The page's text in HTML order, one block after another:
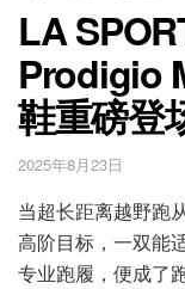
LA
Prodigio
鞋重磅登
2025年8月23日
当超长距离越野跑
高阶目标，一双能
专业跑履，便成了